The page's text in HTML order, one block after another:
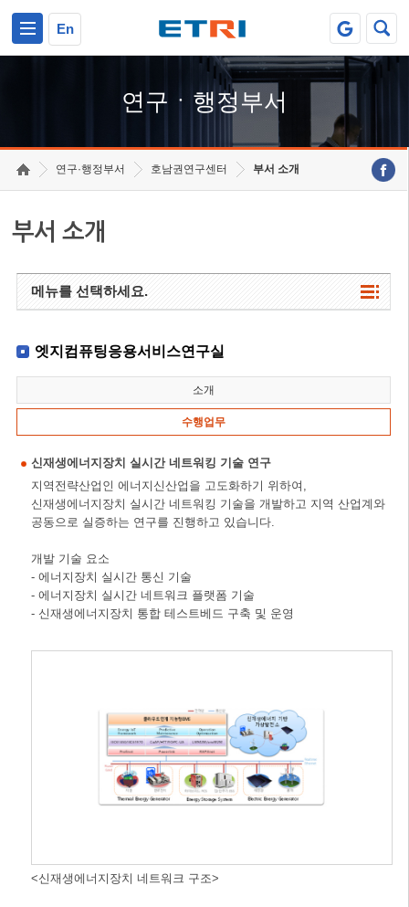
En
연구ㆍ행정부서
연구·행정부서 호남권연구센터 부서 소개
부서 소개
메뉴를 선택하세요.
엣지컴퓨팅응용서비스연구실
소개
수행업무
신재생에너지장치 실시간 네트워킹 기술 연구
지역전략산업인 에너지신산업을 고도화하기 위하여,
신재생에너지장치 실시간 네트워킹 기술을 개발하고 지역 산업계와
공동으로 실증하는 연구를 진행하고 있습니다.
개발 기술 요소
- 에너지장치 실시간 통신 기술
- 에너지장치 실시간 네트워크 플랫폼 기술
- 신재생에너지장치 통합 테스트베드 구축 및 운영
<신재생에너지장치 네트워크 구조>